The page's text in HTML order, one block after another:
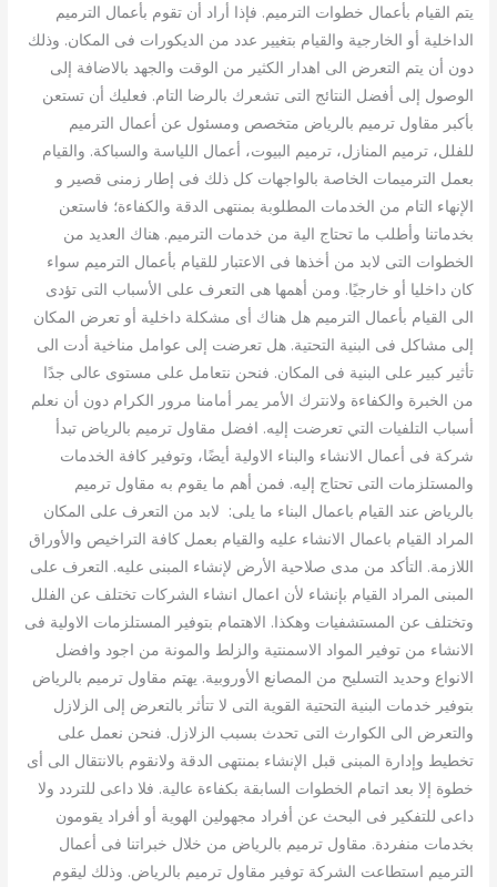
يتم القيام بأعمال خطوات الترميم. فإذا أراد أن تقوم بأعمال الترميم
الداخلية أو الخارجية والقيام بتغيير عدد من الديكورات فى المكان. وذلك
دون أن يتم التعرض الى اهدار الكثير من الوقت والجهد بالاضافة إلى
الوصول إلى أفضل النتائج التى تشعرك بالرضا التام. فعليك أن تستعن
بأكبر مقاول ترميم بالرياض متخصص ومسئول عن أعمال الترميم
للفلل، ترميم المنازل، ترميم البيوت، أعمال اللياسة والسباكة. والقيام
بعمل الترميمات الخاصة بالواجهات كل ذلك فى إطار زمنى قصير و
الإنهاء التام من الخدمات المطلوبة بمنتهى الدقة والكفاءة؛ فاستعن
بخدماتنا وأطلب ما تحتاج الية من خدمات الترميم. هناك العديد من
الخطوات التى لابد من أخذها فى الاعتبار للقيام بأعمال الترميم سواء
كان داخليا أو خارجيًا. ومن أهمها هى التعرف على الأسباب التى تؤدى
الى القيام بأعمال الترميم هل هناك أى مشكلة داخلية أو تعرض المكان
إلى مشاكل فى البنية التحتية. هل تعرضت إلى عوامل مناخية أدت الى
تأثير كبير على البنية فى المكان. فنحن نتعامل على مستوى عالى جدًا
من الخبرة والكفاءة ولانترك الأمر يمر أمامنا مرور الكرام دون أن نعلم
أسباب التلفيات التي تعرضت إليه. افضل مقاول ترميم بالرياض تبدأ
شركة فى أعمال الانشاء والبناء الاولية أيضًا، وتوفير كافة الخدمات
والمستلزمات التى تحتاج إليه. فمن أهم ما يقوم به مقاول ترميم
بالرياض عند القيام باعمال البناء ما يلى: لابد من التعرف على المكان
المراد القيام باعمال الانشاء عليه والقيام بعمل كافة التراخيص والأوراق
اللازمة. التأكد من مدى صلاحية الأرض لإنشاء المبنى عليه. التعرف على
المبنى المراد القيام بإنشاء لأن اعمال انشاء الشركات تختلف عن الفلل
وتختلف عن المستشفيات وهكذا. الاهتمام بتوفير المستلزمات الاولية فى
الانشاء من توفير المواد الاسمنتية والزلط والمونة من اجود وافضل
الانواع وحديد التسليح من المصانع الأوروبية. يهتم مقاول ترميم بالرياض
بتوفير خدمات البنية التحتية القوية التى لا تتأثر بالتعرض إلى الزلازل
والتعرض الى الكوارث التى تحدث بسبب الزلازل. فنحن نعمل على
تخطيط وإدارة المبنى قبل الإنشاء بمنتهى الدقة ولانقوم بالانتقال الى أى
خطوة إلا بعد اتمام الخطوات السابقة بكفاءة عالية. فلا داعى للتردد ولا
داعى للتفكير فى البحث عن أفراد مجهولين الهوية أو أفراد يقومون
بخدمات منفردة. مقاول ترميم بالرياض من خلال خبراتنا فى أعمال
الترميم استطاعت الشركة توفير مقاول ترميم بالرياض. وذلك ليقوم